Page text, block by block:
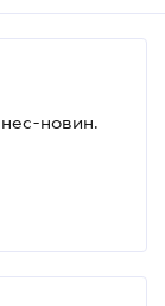
новин.